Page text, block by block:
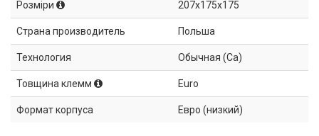
Розміри 207x175x175
Страна производитель Польша
Технология Обычная (Ca)
Товщина клемм Euro
Формат корпуса Евро (низкий)